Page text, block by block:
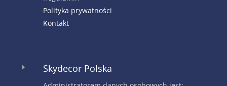
Polityka prywatności
Kontakt
E Skydecor Polska